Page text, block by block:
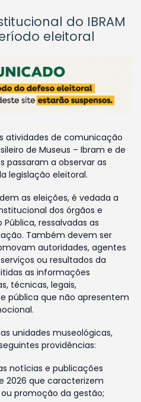
do IBRAM
eleitoral
atividades de comunicação
de Museus – Ibram e de
passaram a observar as
legislação eleitoral.
as eleições, é vedada a
dos órgãos e
ressalvadas as
Também devem ser
autoridades, agentes
ou resultados da
as informações
técnicas, legais,
pública que não apresentem
unidades museológicas,
providências:
notícias e publicações
2026 que caracterizem
promoção da gestão;